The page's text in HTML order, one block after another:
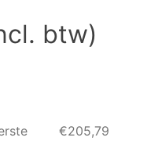
btw)
€205,79